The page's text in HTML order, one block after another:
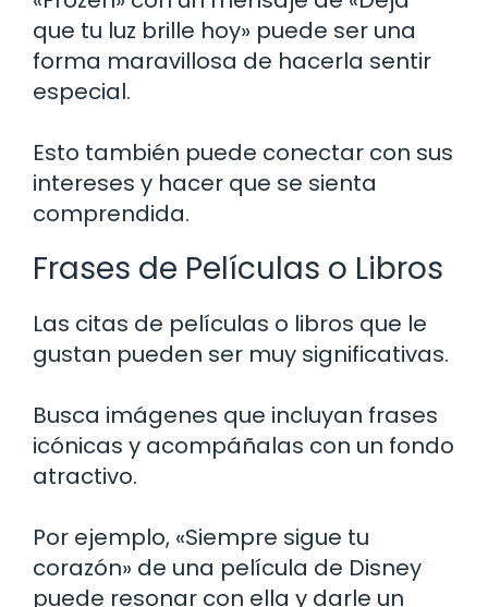
que tu luz brille hoy» puede ser una
forma maravillosa de hacerla sentir
especial.
Esto también puede conectar con sus
intereses y hacer que se sienta
comprendida.
Frases de Películas o Libros
Las citas de películas o libros que le
gustan pueden ser muy significativas.
Busca imágenes que incluyan frases
icónicas y acompáñalas con un fondo
atractivo.
Por ejemplo, «Siempre sigue tu
corazón» de una película de Disney
puede resonar con ella y darle un